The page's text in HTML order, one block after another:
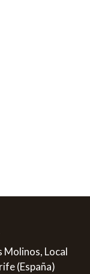
Molinos, Local
(España)